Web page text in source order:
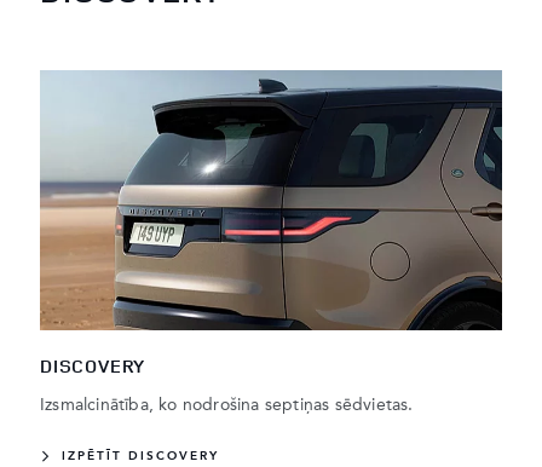
DISCOVERY
Izsmalcinātība, ko nodrošina septiņas sēdvietas.
IZPĒTĪT DISCOVERY